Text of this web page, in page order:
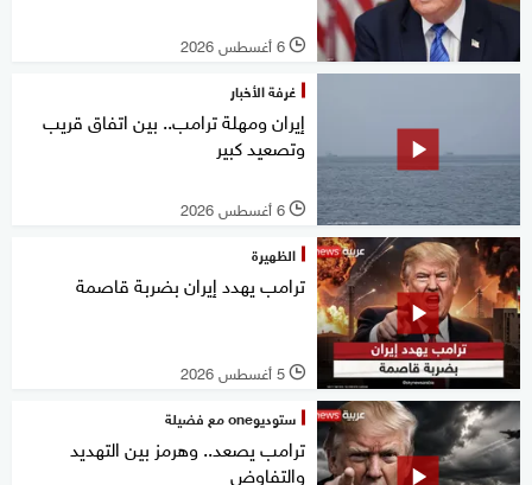
l 6 أغسطس 2026
غرفة الأخبار
إيران ومهلة ترامب.. بين اتفاق قريب
وتصعيد كبير
l 6 أغسطس 2026
الظهيرة
ترامب يهدد إيران بضربة قاصمة
l 5 أغسطس 2026
ستوديوone مع فضيلة
ترامب يصعد.. وهرمز بين التهديد
والتفاوض